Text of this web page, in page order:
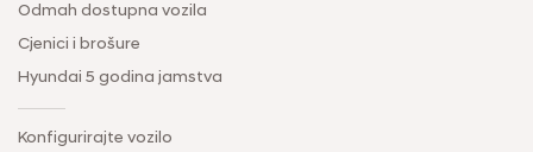
Odmah dostupna vozila
Cjenici i brošure
Hyundai 5 godina jamstva
Konfigurirajte vozilo